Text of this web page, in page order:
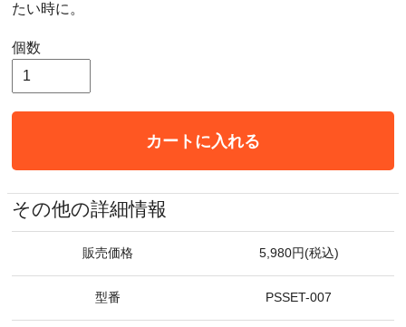
たい時に。
個数
カートに入れる
その他の詳細情報
販売価格 5,980円(税込)
型番 PSSET-007